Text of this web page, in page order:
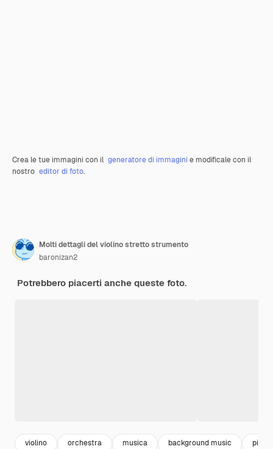
Crea le tue immagini con il generatore di immagini e modificale con il
nostro editor di foto.
Molti dettagli del violino stretto strumento
baronizan2
Potrebbero piacerti anche queste foto.
violino orchestra musica background music piano